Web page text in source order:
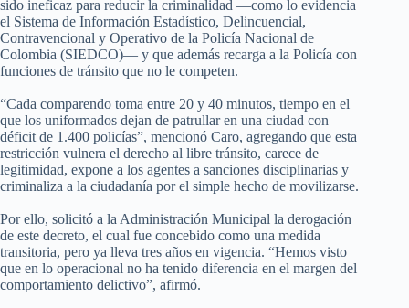
sido ineficaz para reducir la criminalidad —como lo evidencia
el Sistema de Información Estadístico, Delincuencial,
Contravencional y Operativo de la Policía Nacional de
Colombia (SIEDCO)— y que además recarga a la Policía con
funciones de tránsito que no le competen.
“Cada comparendo toma entre 20 y 40 minutos, tiempo en el
que los uniformados dejan de patrullar en una ciudad con
déficit de 1.400 policías”, mencionó Caro, agregando que esta
restricción vulnera el derecho al libre tránsito, carece de
legitimidad, expone a los agentes a sanciones disciplinarias y
criminaliza a la ciudadanía por el simple hecho de movilizarse.
Por ello, solicitó a la Administración Municipal la derogación
de este decreto, el cual fue concebido como una medida
transitoria, pero ya lleva tres años en vigencia. “Hemos visto
que en lo operacional no ha tenido diferencia en el margen del
comportamiento delictivo”, afirmó.